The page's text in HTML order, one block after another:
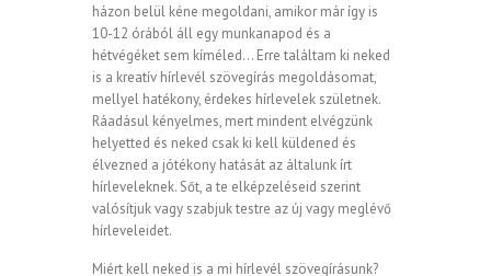
házon belül kéne megoldani, amikor már így is
10-12 órából áll egy munkanapod és a
hétvégéket sem kíméled… Erre találtam ki neked
is a kreatív hírlevél szövegírás megoldásomat,
mellyel hatékony, érdekes hírlevelek születnek.
Ráadásul kényelmes, mert mindent elvégzünk
helyetted és neked csak ki kell küldened és
élvezned a jótékony hatását az általunk írt
hírleveleknek. Sőt, a te elképzeléseid szerint
valósítjuk vagy szabjuk testre az új vagy meglévő
hírleveleidet.
Miért kell neked is a mi hírlevél szövegírásunk?